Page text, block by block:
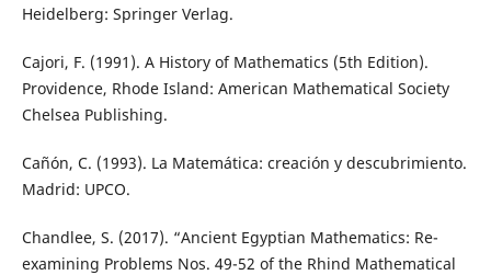
Heidelberg: Springer Verlag.
Cajori, F. (1991). A History of Mathematics (5th Edition).
Providence, Rhode Island: American Mathematical Society
Chelsea Publishing.
Cañón, C. (1993). La Matemática: creación y descubrimiento.
Madrid: UPCO.
Chandlee, S. (2017). “Ancient Egyptian Mathematics: Re-
examining Problems Nos. 49-52 of the Rhind Mathematical